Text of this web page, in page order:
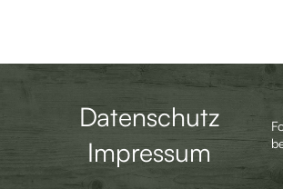
Datenschutz
Impressum